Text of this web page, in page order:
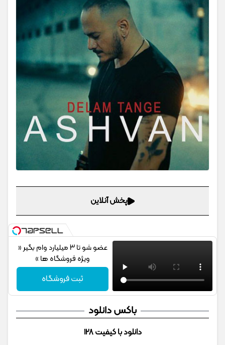
پخش آنلاین
عضو شو تا 3 میلیارد وام بگیر «
ویژه فروشگاه ها »
ثبت فروشگاه
باکس دانلود
دانلود با کیفیت 128